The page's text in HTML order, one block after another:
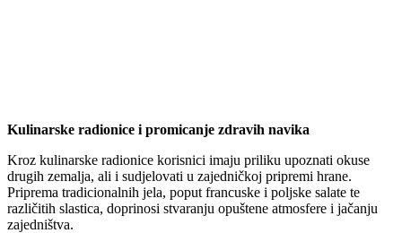
Kulinarske radionice i promicanje zdravih navika
Kroz kulinarske radionice korisnici imaju priliku upoznati okuse
drugih zemalja, ali i sudjelovati u zajedničkoj pripremi hrane.
Priprema tradicionalnih jela, poput francuske i poljske salate te
različitih slastica, doprinosi stvaranju opuštene atmosfere i jačanju
zajedništva.